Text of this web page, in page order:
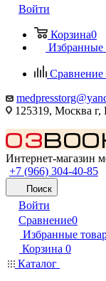
Войти
Корзина0
Избранные
Сравнение
125319, Москва
Интернет-магазин
+7 (966) 304-40-85
Поиск
Войти
Сравнение0
Избранные
Корзина 0
Каталог